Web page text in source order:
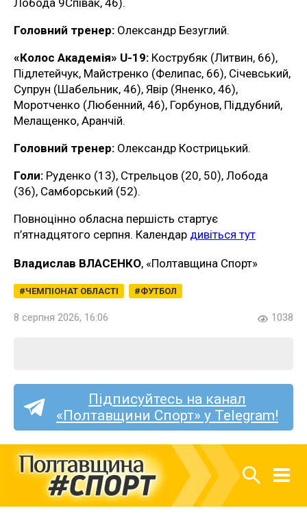
Головний тренер: Олександр Безуглий.
«Колос Академія» U-19: Кострубяк (Литвин, 66),
Підлетейчук, Майстренко (Фелипас, 66), Січевський,
Супрун (Шабельник, 46), Явір (Яненко, 46),
Моротченко (Любенний, 46), Горбунов, Піддубний,
Мелащенко, Аранчій.
Головний тренер: Олександр Кострицький.
Голи: Руденко (13), Стрельцов (20, 50), Лобода
(36), Самборський (52).
Повноцінно обласна першість стартує
п’ятнадцятого серпня. Календар дивіться тут
Владислав ВЛАСЕНКО, «Полтавщина Спорт»
ЧЕМПІОНАТ ОБЛАСТІ ФУТБОЛ
8 серпня 2026, 16:06 1038
Підписуйтесь на канал
«Полтавщини Спорт» у Telegram!